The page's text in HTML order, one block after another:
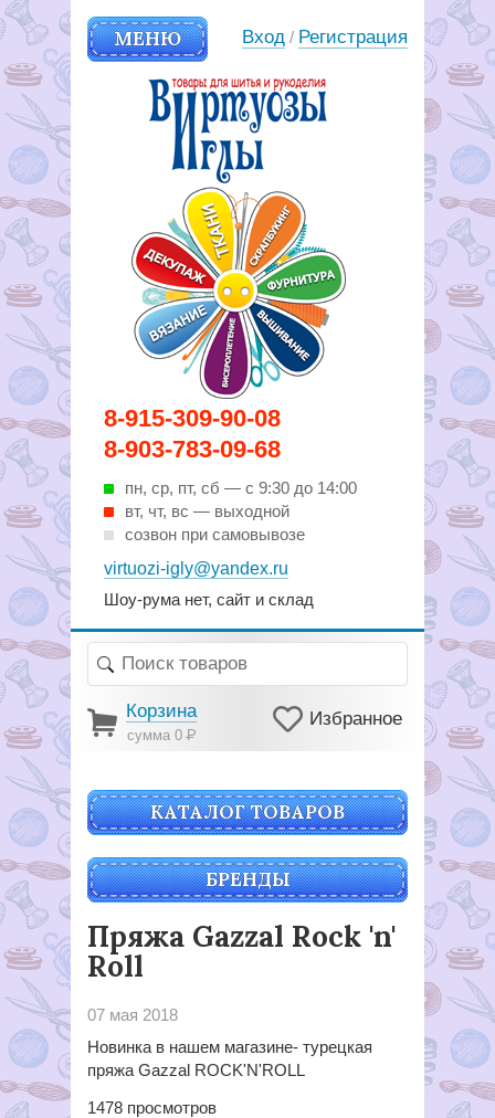
8-915-309-90-08
8-903-783-09-68
пн, ср, пт, cб — с 9:30 до 14:00
вт, чт, вс — выходной
созвон при самовывозе
virtuozi-igly@yandex.ru
Шоу-рума нет, сайт и склад
МЕНЮ
Вирутозы иглы. Товары для
шитья и рукоделья
Вход / Регистрация
Корзина
сумма 0Р
Избранное
КАТАЛОГ ТОВАРОВ
БРЕНДЫ
Пряжа Gazzal Rock 'n'
Roll
07 мая 2018
Новинка в нашем магазине- турецкая
пряжа Gazzal ROCK'N'ROLL
1478 просмотров